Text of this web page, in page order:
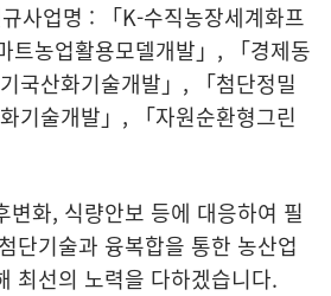
사업명 : 「K-수직농장세계화프
트농업활용모델개발」, 「경제동
국산화기술개발」, 「첨단정밀
기술개발」, 「자원순환형그린
변화, 식량안보 등에 대응하여 필
단기술과 융복합을 통한 농산업
최선의 노력을 다하겠습니다.